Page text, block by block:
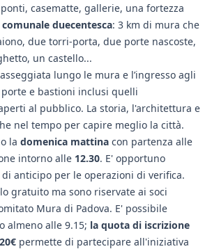
casematte, gallerie, una fortezza
duecentesca: 3 km di mura che
due torri-porta, due porte nascoste,
un castello...
lungo le mura e l’ingresso agli
e bastioni inclusi quelli
al pubblico. La storia, l'architettura e
nel tempo per capire meglio la città.
la domenica mattina con partenza alle
intorno alle 12.30. E' opportuno
anticipo per le operazioni di verifica.
gratuito ma sono riservate ai soci
Mura di Padova. E' possibile
almeno alle 9.15; la quota di iscrizione
permette di partecipare all'iniziativa